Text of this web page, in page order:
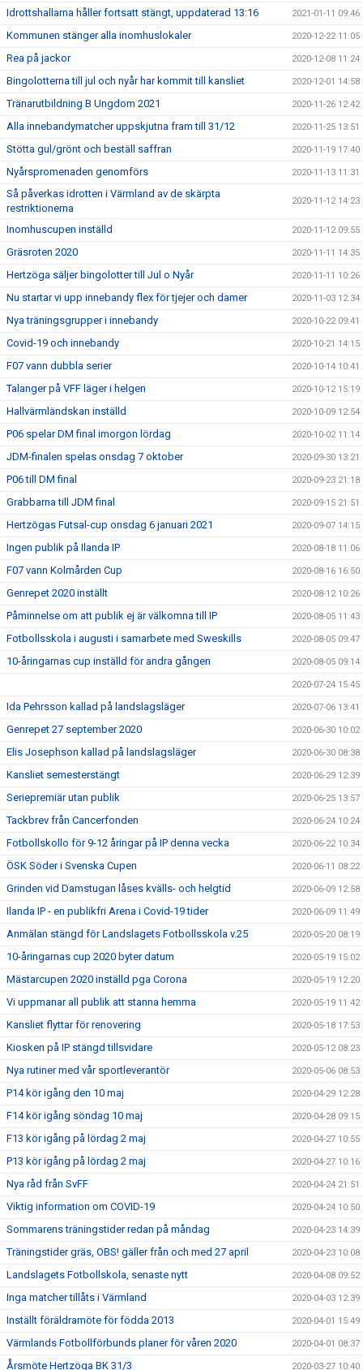
Idrottshallarna håller fortsatt stängt, uppdaterad 13:16 2021-01-11 09:46
Kommunen stänger alla inomhuslokaler 2020-12-22 11:05
Rea på jackor 2020-12-08 11:24
Bingolotterna till jul och nyår har kommit till kansliet 2020-12-01 14:58
Tränarutbildning B Ungdom 2021 2020-11-26 12:42
Alla innebandymatcher uppskjutna fram till 31/12 2020-11-25 13:51
Stötta gul/grönt och beställ saffran 2020-11-19 17:40
Nyårspromenaden genomförs 2020-11-13 11:31
Så påverkas idrotten i Värmland av de skärpta
restriktionerna
2020-11-12 14:23
Inomhuscupen inställd 2020-11-12 09:55
Gräsroten 2020 2020-11-11 14:35
Hertzöga säljer bingolotter till Jul o Nyår 2020-11-11 10:26
Nu startar vi upp innebandy flex för tjejer och damer 2020-11-03 12:34
Nya träningsgrupper i innebandy 2020-10-22 09:41
Covid-19 och innebandy 2020-10-21 14:15
F07 vann dubbla serier 2020-10-14 10:41
Talanger på VFF läger i helgen 2020-10-12 15:19
Hallvärmländskan inställd 2020-10-09 12:54
P06 spelar DM final imorgon lördag 2020-10-02 11:14
JDM-finalen spelas onsdag 7 oktober 2020-09-30 13:21
P06 till DM final 2020-09-23 21:18
Grabbarna till JDM final 2020-09-15 21:51
Hertzögas Futsal-cup onsdag 6 januari 2021 2020-09-07 14:15
Ingen publik på Ilanda IP 2020-08-18 11:06
F07 vann Kolmården Cup 2020-08-16 16:50
Genrepet 2020 inställt 2020-08-12 10:26
Påminnelse om att publik ej är välkomna till IP 2020-08-05 11:43
Fotbollsskola i augusti i samarbete med Sweskills 2020-08-05 09:47
10-åringarnas cup inställd för andra gången 2020-08-05 09:14
2020-07-24 15:45
Ida Pehrsson kallad på landslagsläger 2020-07-06 13:41
Genrepet 27 september 2020 2020-06-30 10:02
Elis Josephson kallad på landslagsläger 2020-06-30 08:38
Kansliet semesterstängt 2020-06-29 12:39
Seriepremiär utan publik 2020-06-25 13:57
Tackbrev från Cancerfonden 2020-06-24 10:24
Fotbollskollo för 9-12 åringar på IP denna vecka 2020-06-22 10:34
ÖSK Söder i Svenska Cupen 2020-06-11 08:22
Grinden vid Damstugan låses kvälls- och helgtid 2020-06-09 12:58
Ilanda IP - en publikfri Arena i Covid-19 tider 2020-06-09 11:49
Anmälan stängd för Landslagets Fotbollsskola v.25 2020-05-20 08:19
10-åringarnas cup 2020 byter datum 2020-05-19 15:02
Mästarcupen 2020 inställd pga Corona 2020-05-19 12:20
Vi uppmanar all publik att stanna hemma 2020-05-19 11:42
Kansliet flyttar för renovering 2020-05-18 17:53
Kiosken på IP stängd tillsvidare 2020-05-12 08:23
Nya rutiner med vår sportleverantör 2020-05-06 08:53
P14 kör igång den 10 maj 2020-04-29 12:28
F14 kör igång söndag 10 maj 2020-04-28 09:15
F13 kör igång på lördag 2 maj 2020-04-27 10:55
P13 kör igång på lördag 2 maj 2020-04-27 10:16
Nya råd från SvFF 2020-04-24 21:51
Viktig information om COVID-19 2020-04-24 10:50
Sommarens träningstider redan på måndag 2020-04-23 14:39
Träningstider gräs, OBS! gäller från och med 27 april 2020-04-23 10:08
Landslagets Fotbollskola, senaste nytt 2020-04-08 09:52
Inga matcher tillåts i Värmland 2020-04-03 12:39
Inställt föräldramöte för födda 2013 2020-04-01 15:49
Värmlands Fotbollförbunds planer för våren 2020 2020-04-01 08:37
Årsmöte Hertzöga BK 31/3 2020-03-27 10:40